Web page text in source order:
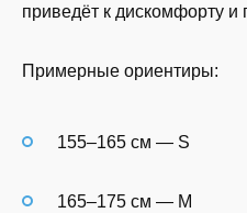
приведёт к дискомфорту и
Примерные ориентиры:
155–165 см — S
165–175 см — M